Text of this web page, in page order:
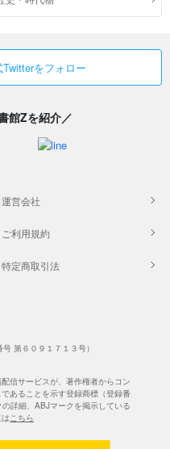
をフォロー
館Zを紹介／
運営会社
ご利用規約
特定商取引法
信サービスが、著作権者からコン
あることを示す登録商標（登録番
詳細、ABJマークを掲示している
こちら